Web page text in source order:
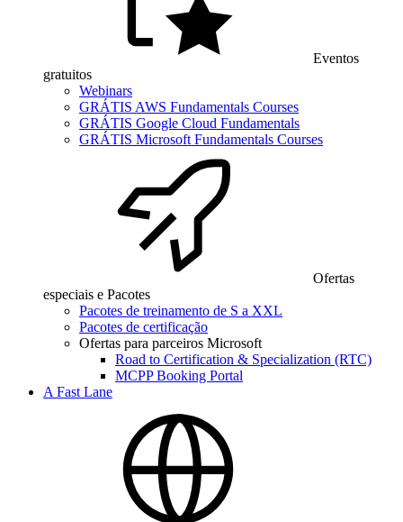
Eventos
gratuitos
Webinars
GRÁTIS AWS Fundamentals Courses
GRÁTIS Google Cloud Fundamentals
GRÁTIS Microsoft Fundamentals Courses
Ofertas
especiais e Pacotes
Pacotes de treinamento de S a XXL
Pacotes de certificação
Ofertas para parceiros Microsoft
Road to Certification & Specialization (RTC)
MCPP Booking Portal
A Fast Lane